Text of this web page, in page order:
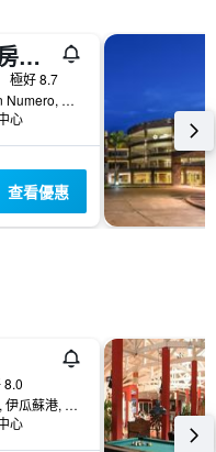
伊瓜蘇套房酒店
極好 8.7
Selva Iriapu Sin Numero, Casilla de Correo 11, 伊瓜蘇港, 米西奧內斯省, 阿根廷
心
查看優惠
8.0
Ruta 12 km 4.5, 伊瓜蘇港, 米西奧內斯省, 阿根廷
心